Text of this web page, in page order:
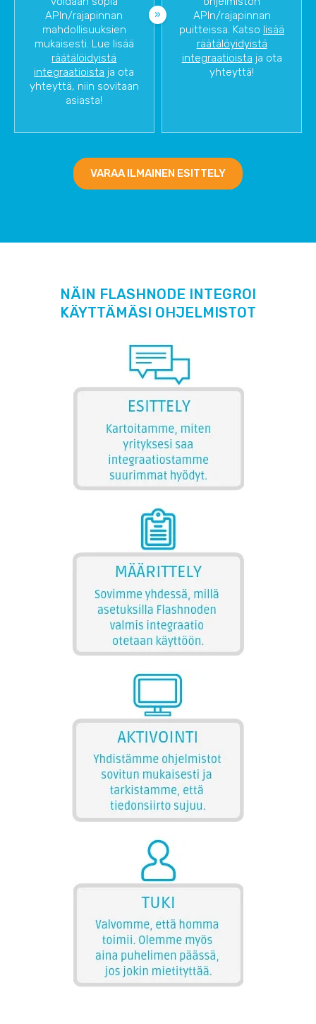
APIn/rajapinnan
mahdollisuuksien
mukaisesti. Lue lisää
räätälöidyistä
integraatioista ja ota
yhteyttä, niin sovitaan
asiasta!
APIn/rajapinnan
puitteissa. Katso lisää
räätälöyidyistä
integraatioista ja ota
yhteyttä!
VARAA ILMAINEN ESITTELY
NÄIN FLASHNODE INTEGROI
KÄYTTÄMÄSI OHJELMISTOT